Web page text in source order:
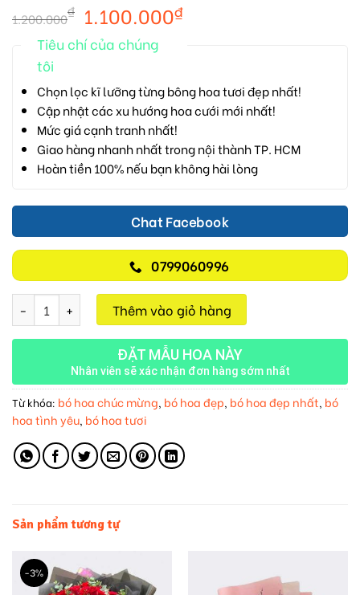
1.200.000₫ 1.100.000₫
Tiêu chí của chúng
tôi
Chọn lọc kĩ lưỡng từng bông hoa tươi đẹp nhất!
Cập nhật các xu hướng hoa cưới mới nhất!
Mức giá cạnh tranh nhất!
Giao hàng nhanh nhất trong nội thành TP. HCM
Hoàn tiền 100% nếu bạn không hài lòng
Chat Facebook
0799060996
Luôn Tươi Đẹp M737 số lượngThêm vào giỏ hàng
ĐẶT MẪU HOA NÀY
Nhân viên sẽ xác nhận đơn hàng sớm nhất
Từ khóa: bó hoa chúc mừng, bó hoa đẹp, bó hoa đẹp nhất, bó
hoa tình yêu, bó hoa tươi
Sản phẩm tương tự
-3%